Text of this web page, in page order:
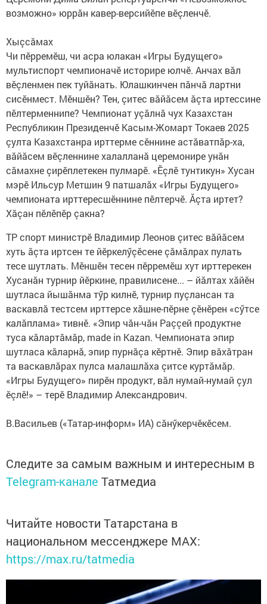
возможно» юррăн кавер-версийӗпе вӗçленчӗ.
Хыçсăмах
Чи пӗрремӗш, чи асра юлакан «Игры Будущего»
мультиспорт чемпионачӗ историре юлчӗ. Анчах вăл
вӗçленмен пек туйăнать. Юлашкинчен пăнчă лартни
сисӗнмест. Мӗншӗн? Тен, çитес вăйăсем ăçта иртессине
пӗлтерменнипе? Чемпионат уçăлнă чух Казахстан
Республикин Президенчӗ Касым-Жомарт Токаев 2025
çулта Казахстанра ирттерме сӗннине астăватпăр-ха,
вăйăсем вӗçленнине халалланă церемонире унăн
сăмахне çирӗплетекен пулмарӗ. «Ӗçлӗ тунтикун» Хусан
мэрӗ Ильсур Метшин 9 патшалăх «Игры Будущего»
чемпионата ирттересшӗннине пӗлтерчӗ. Ăçта иртет?
Хăçан пӗлӗпӗр çакна?
ТР спорт министрӗ Владимир Леонов çитес вăйăсем
хуть ăçта иртсен те йӗркелӳçӗсене çăмăлрах пулать
тесе шутлать. Мӗншӗн тесен пӗрремӗш хут ирттерекен
Хусанăн турнир йӗркине, правилисене... – йăлтах хăйӗн
шутласа йышăнма тӳр килнӗ, турнир пуçлансан та
васкавлă тестсем ирттерсе хăшне-пӗрне çӗнӗрен «сӳтсе
калăплама» тивнӗ. «Эпир чăн-чăн Раççей продуктне
туса кăлартăмăр, made in Kazan. Чемпионата эпир
шутласа кăларнă, эпир пурнăçа кӗртнӗ. Эпир вăхăтран
та васкавлăрах пулса малашлăха çитсе куртăмăр.
«Игры Будущего» пирӗн продукт, вăл нумай-нумай çул
ӗçлӗ!» – терӗ Владимир Александрович.
В.Васильев («Татар-информ» ИА) сăнӳкерчӗкӗсем.
Следите за самым важным и интересным в
Telegram-канале Татмедиа
Читайте новости Татарстана в
национальном мессенджере MАХ:
https://max.ru/tatmedia